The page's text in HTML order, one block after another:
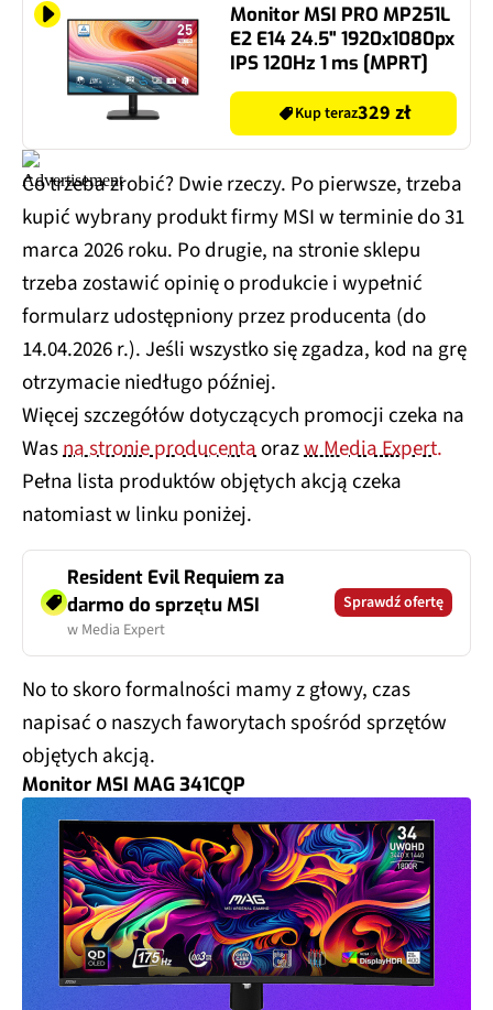
Monitor MSI PRO MP251L
E2 E14 24.5" 1920x1080px
IPS 120Hz 1 ms [MPRT]
Kup teraz329 zł
Co trzeba zrobić? Dwie rzeczy. Po pierwsze, trzeba
kupić wybrany produkt firmy MSI w terminie do 31
marca 2026 roku. Po drugie, na stronie sklepu
trzeba zostawić opinię o produkcie i wypełnić
formularz udostępniony przez producenta (do
14.04.2026 r.). Jeśli wszystko się zgadza, kod na grę
otrzymacie niedługo później.
Więcej szczegółów dotyczących promocji czeka na
Wasna stronie producentaorazw Media Expert.
Pełna lista produktów objętych akcją czeka
natomiast w linku poniżej.
Resident Evil Requiem za
darmo do sprzętu MSI
w Media Expert
Sprawdź ofertę
No to skoro formalności mamy z głowy, czas
napisać o naszych faworytach spośród sprzętów
objętych akcją.
Monitor MSI MAG 341CQP